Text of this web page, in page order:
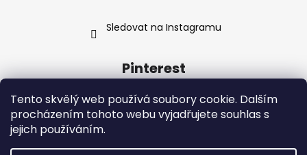
Tento skvělý web používá soubory cookie. Dalším
procházením tohoto webu vyjadřujete souhlas s
jejich používáním.
Sledovat na Instagramu
Pinterest
Kontakt